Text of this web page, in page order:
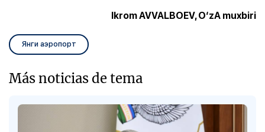
Ikrom AVVALBOEV, O‘zA muxbiri
Янги аэропорт
Más noticias de tema